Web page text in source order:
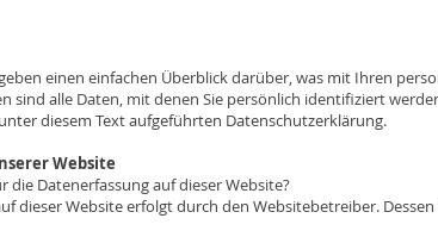
einen einfachen Überblick darüber, was mit Ihren
sind alle Daten, mit denen Sie persönlich identifiziert
diesem Text aufgeführten Datenschutzerklärung.
Website
Datenerfassung auf dieser Website?
dieser Website erfolgt durch den Websitebetreiber.